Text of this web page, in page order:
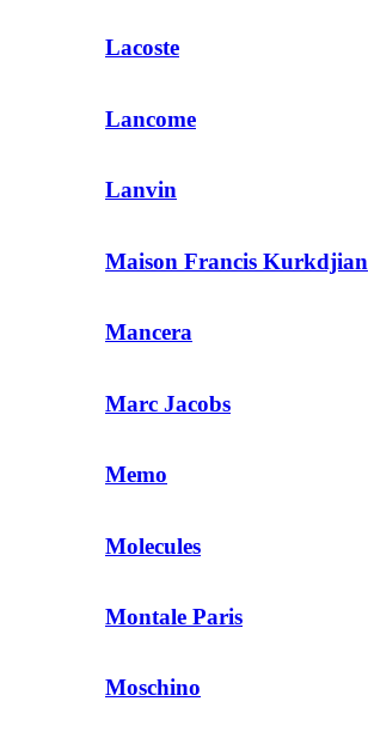
Lacoste
Lancome
Lanvin
Maison Francis Kurkdjian
Mancera
Marc Jacobs
Memo
Molecules
Montale Paris
Moschino